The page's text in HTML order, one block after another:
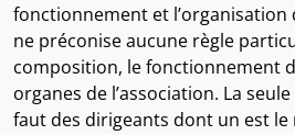
fonctionnement et l’organisation
ne préconise aucune règle
composition, le fonctionnement
organes de l’association. La
faut des dirigeants dont un est